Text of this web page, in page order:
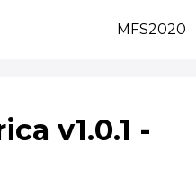
MFS2020
v1.0.1 -